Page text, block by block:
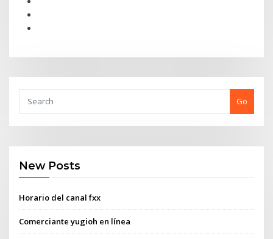
Go
New Posts
Horario del canal fxx
Comerciante yugioh en línea